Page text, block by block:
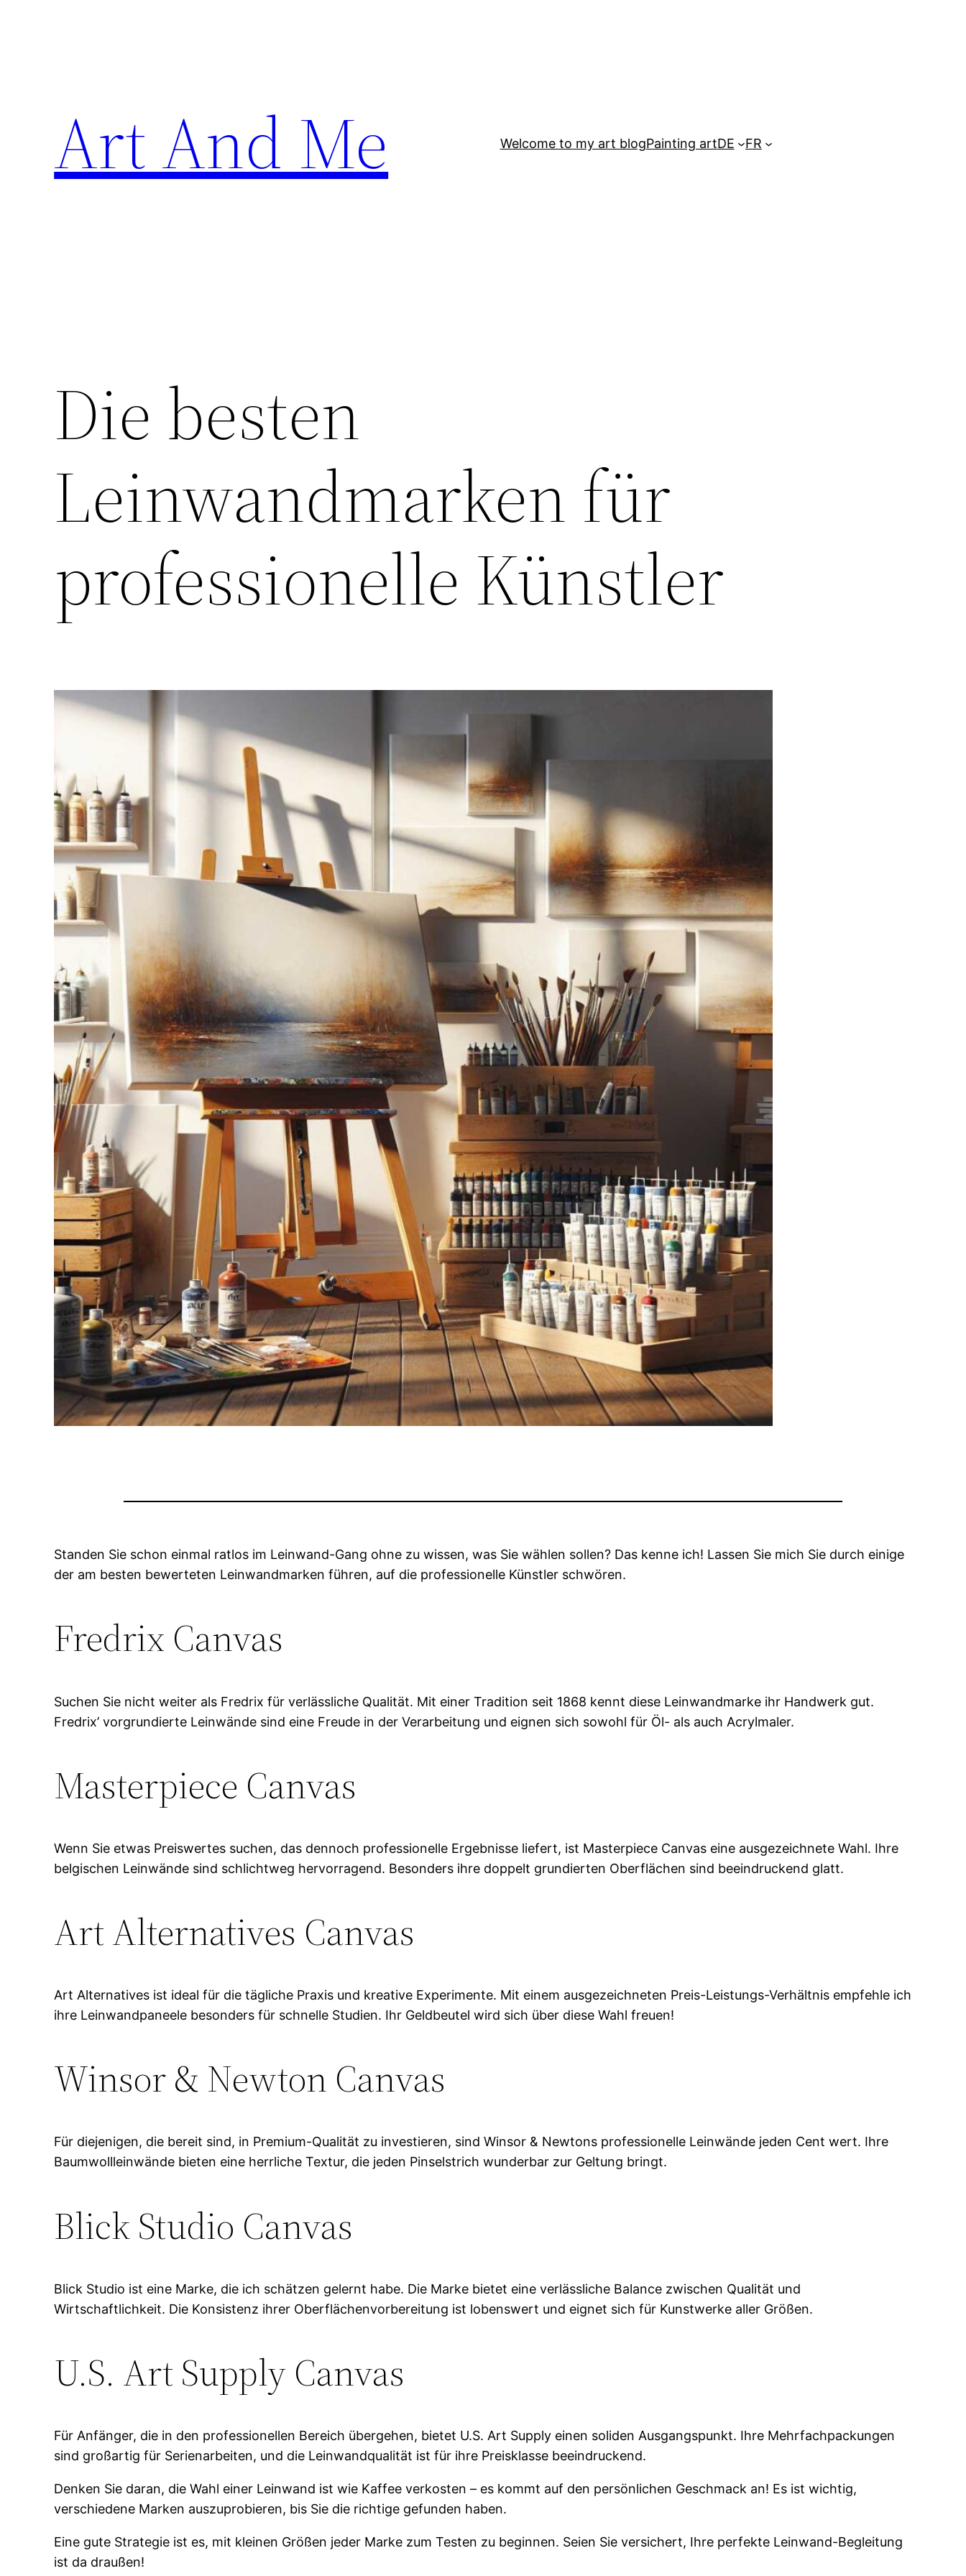
Art And Me Welcome to my art blogPainting artDE FR
Die besten
Leinwandmarken für
professionelle Künstler
Standen Sie schon einmal ratlos im Leinwand-Gang ohne zu wissen, was Sie wählen sollen? Das kenne ich! Lassen Sie mich Sie durch einige
der am besten bewerteten Leinwandmarken führen, auf die professionelle Künstler schwören.
Fredrix Canvas
Suchen Sie nicht weiter als Fredrix für verlässliche Qualität. Mit einer Tradition seit 1868 kennt diese Leinwandmarke ihr Handwerk gut.
Fredrix’ vorgrundierte Leinwände sind eine Freude in der Verarbeitung und eignen sich sowohl für Öl- als auch Acrylmaler.
Masterpiece Canvas
Wenn Sie etwas Preiswertes suchen, das dennoch professionelle Ergebnisse liefert, ist Masterpiece Canvas eine ausgezeichnete Wahl. Ihre
belgischen Leinwände sind schlichtweg hervorragend. Besonders ihre doppelt grundierten Oberflächen sind beeindruckend glatt.
Art Alternatives Canvas
Art Alternatives ist ideal für die tägliche Praxis und kreative Experimente. Mit einem ausgezeichneten Preis-Leistungs-Verhältnis empfehle ich
ihre Leinwandpaneele besonders für schnelle Studien. Ihr Geldbeutel wird sich über diese Wahl freuen!
Winsor & Newton Canvas
Für diejenigen, die bereit sind, in Premium-Qualität zu investieren, sind Winsor & Newtons professionelle Leinwände jeden Cent wert. Ihre
Baumwollleinwände bieten eine herrliche Textur, die jeden Pinselstrich wunderbar zur Geltung bringt.
Blick Studio Canvas
Blick Studio ist eine Marke, die ich schätzen gelernt habe. Die Marke bietet eine verlässliche Balance zwischen Qualität und
Wirtschaftlichkeit. Die Konsistenz ihrer Oberflächenvorbereitung ist lobenswert und eignet sich für Kunstwerke aller Größen.
U.S. Art Supply Canvas
Für Anfänger, die in den professionellen Bereich übergehen, bietet U.S. Art Supply einen soliden Ausgangspunkt. Ihre Mehrfachpackungen
sind großartig für Serienarbeiten, und die Leinwandqualität ist für ihre Preisklasse beeindruckend.
Denken Sie daran, die Wahl einer Leinwand ist wie Kaffee verkosten – es kommt auf den persönlichen Geschmack an! Es ist wichtig,
verschiedene Marken auszuprobieren, bis Sie die richtige gefunden haben.
Eine gute Strategie ist es, mit kleinen Größen jeder Marke zum Testen zu beginnen. Seien Sie versichert, Ihre perfekte Leinwand-Begleitung
ist da draußen!